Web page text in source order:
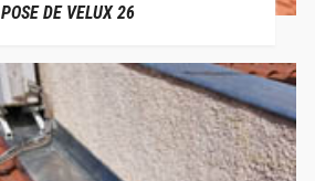
POSE DE VELUX 26